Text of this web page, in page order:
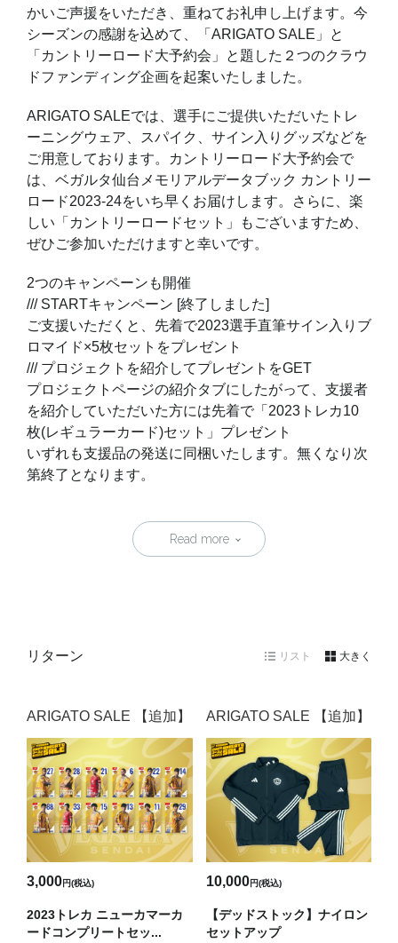
かいご声援をいただき、重ねてお礼申し上げます。今
シーズンの感謝を込めて、「ARIGATO SALE」と
「カントリーロード大予約会」と題した２つのクラウ
ドファンディング企画を起案いたしました。
ARIGATO SALEでは、選手にご提供いただいたトレ
ーニングウェア、スパイク、サイン入りグッズなどを
ご用意しております。カントリーロード大予約会で
は、ベガルタ仙台メモリアルデータブック カントリー
ロード2023-24をいち早くお届けします。さらに、楽
しい「カントリーロードセット」もございますため、
ぜひご参加いただけますと幸いです。
2つのキャンペーンも開催
/// STARTキャンペーン [終了しました]
ご支援いただくと、先着で2023選手直筆サイン入りブ
ロマイド×5枚セットをプレゼント
/// プロジェクトを紹介してプレゼントをGET
プロジェクトページの紹介タブにしたがって、支援者
を紹介していただいた方には先着で「2023トレカ10
枚(レギュラーカード)セット」プレゼント
いずれも支援品の発送に同梱いたします。無くなり次
第終了となります。
Read more
リターン リスト 大きく
ARIGATO SALE 【追加】
3,000円(税込)
2023トレカ ニューカマーカ
ードコンプリートセッ...
ARIGATO SALE 【追加】
10,000円(税込)
【デッドストック】ナイロン
セットアップ